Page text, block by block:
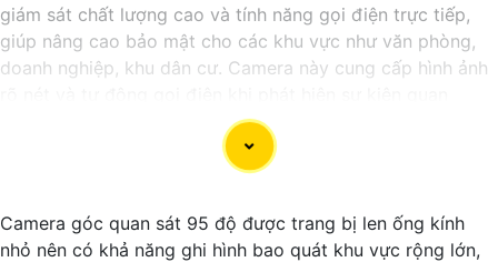
giám sát chất lượng cao và tính năng gọi điện trực tiếp,
giúp nâng cao bảo mật cho các khu vực như văn phòng,
doanh nghiệp, khu dân cư. Camera này cung cấp hình ảnh
trọng, giúp người dùng phản ứng kịp thời. Với khả năng
nhận diện chuyển động, ghi hình ban đêm và lưu trữ dữ
liệu trên đám mây, camera này mang lại một hệ thống
Camera góc quan sát 95 độ được trang bị len ống kính
nhỏ nên có khả năng ghi hình bao quát khu vực rộng lớn,